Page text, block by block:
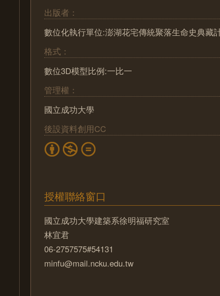
出版者：
數位化執行單位:澎湖花宅傳統聚落生命史典藏
格式：
數位3D模型比例:一比一
管理權：
國立成功大學
後設資料創用CC
授權聯絡窗口
國立成功大學建築系徐明福研究室
林宜君
06-2757575#54131
minfu@mail.ncku.edu.tw